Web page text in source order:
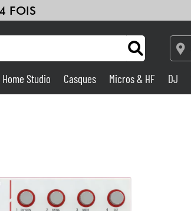
FOIS
& Percu
Home Studio Casques Micros & HF DJ